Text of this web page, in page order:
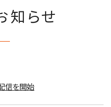
知らせ
信を開始